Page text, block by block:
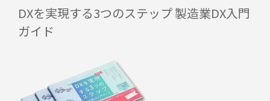
DXを実現する3つのステップ 製造業DX入門
ガイド